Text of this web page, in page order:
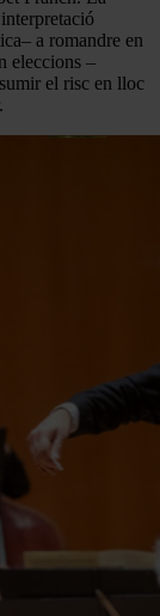
a romandre en
eleccions –
el risc en lloc